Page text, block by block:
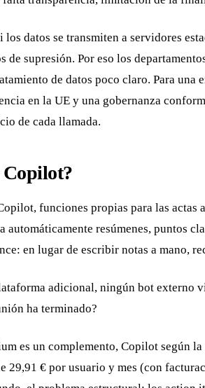
datos se transmiten a servidores
supresión. Por eso los
de datos poco claro. Para
en la UE y una gobernanza
de cada llamada.
Copilot?
funciones propias para las
resúmenes, puntos
en lugar de escribir notas a mano,
adicional, ningún bot externo
ha terminado?
es un complemento, Copilot según
29,91 € por usuario y mes (con